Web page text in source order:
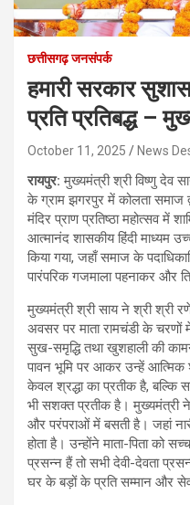
छत्तीसगढ़ जनसंपर्क
हमारी सरकार
प्रति प्रतिबद्ध –
October 11, 2025 News
रायपुर: मुख्यमंत्री श्री विष्णु देव
के ग्राम झगरपुर में कोलता समाज
मंदिर प्राण प्रतिष्ठा महोत्सव में
आत्मानंद शासकीय हिंदी माध्यम
किया गया, जहाँ समाज के
पारंपरिक गजमाला पहनाकर और
मुख्यमंत्री श्री साय ने श्री श्री
अवसर पर माता रामचंडी के चरणों
सुख-समृद्धि तथा खुशहाली की
पावन भूमि पर आकर उन्हें
केवल श्रद्धा का प्रतीक है, बल्कि
भी सशक्त प्रतीक है। मुख्यमंत्री
और परंपराओं में बसती है। जहां
होता है। उन्होंने माता-पिता को
प्रसन्न हैं तो सभी देवी-देवता
घर के बड़ों के प्रति सम्मान और